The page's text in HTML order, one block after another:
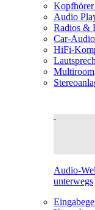
Kopfhörer
Audio
Radios &
Car-Audio
HiFi-
Multiroom
Audio-
unterwegs